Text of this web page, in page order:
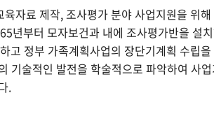
자료 제작, 조사평가 분야 사업지원을 위
년부터 모자보건과 내에 조사평가반을 설
고 정부 가족계획사업의 장단기계획 수립
기술적인 발전을 학술적으로 파악하여 사
.